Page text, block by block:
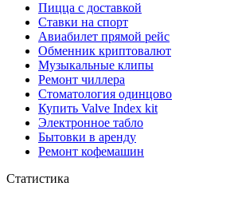
Пицца с доставкой
Ставки на спорт
Авиабилет прямой рейс
Обменник криптовалют
Музыкальные клипы
Ремонт чиллера
Стоматология одинцово
Купить Valve Index kit
Электронное табло
Бытовки в аренду
Ремонт кофемашин
Статистика